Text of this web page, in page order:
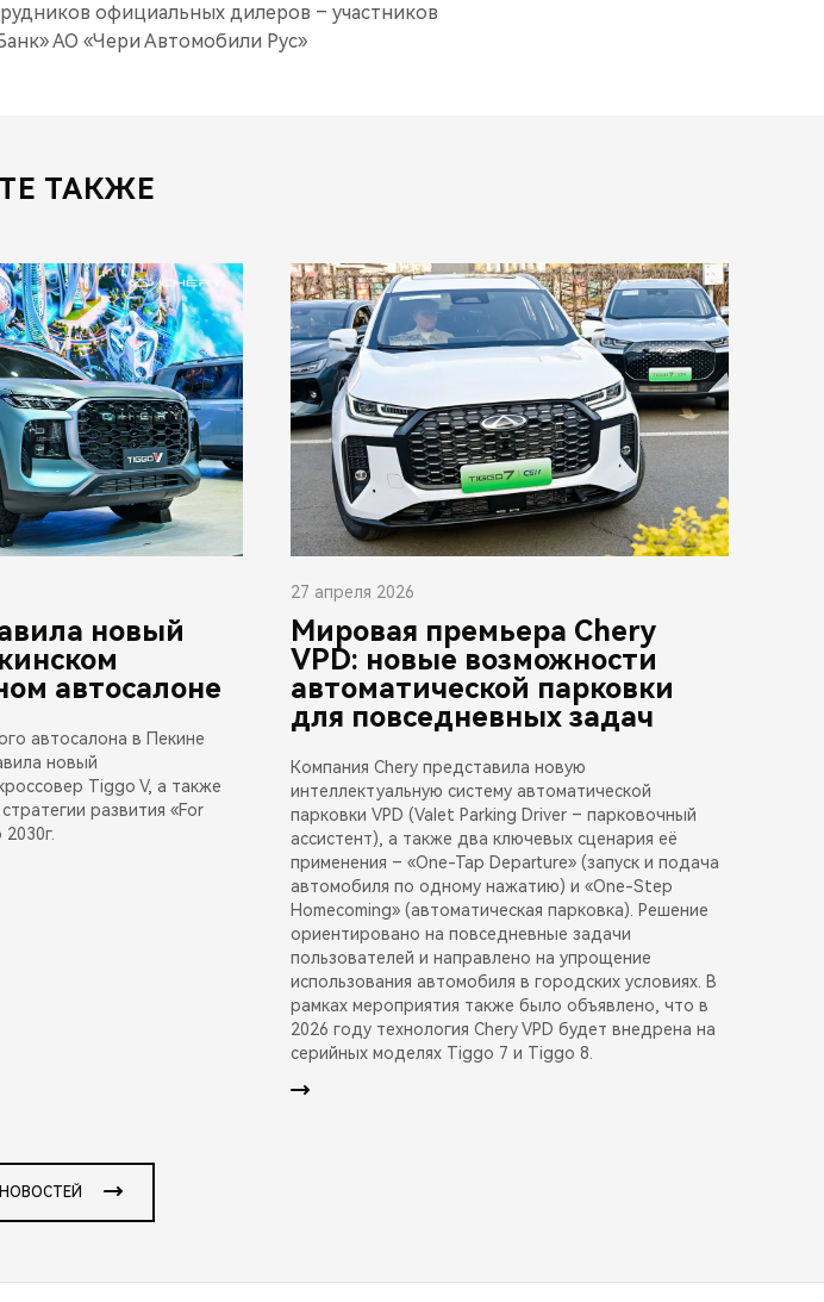
официальных дилеров – участников
АО «Чери Автомобили Рус»
ТАКЖЕ
новый
автосалоне
автосалона в Пекине
новый
Tiggo V, а также
развития «For
27 апреля 2026
Мировая премьера Chery
VPD: новые возможности
автоматической парковки
для повседневных задач
Компания Chery представила новую
интеллектуальную систему автоматической
парковки VPD (Valet Parking Driver – парковочный
ассистент), а также два ключевых сценария её
применения – «One-Tap Departure» (запуск и подача
автомобиля по одному нажатию) и «One-Step
Homecoming» (автоматическая парковка). Решение
ориентировано на повседневные задачи
пользователей и направлено на упрощение
использования автомобиля в городских условиях. В
рамках мероприятия также было объявлено, что в
2026 году технология Chery VPD будет внедрена на
серийных моделях Tiggo 7 и Tiggo 8.